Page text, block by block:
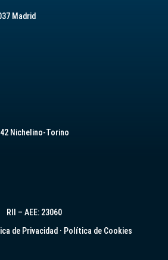
Madrid
Nichelino-Torino
RII – AEE: 23060
de Privacidad · Política de Cookies